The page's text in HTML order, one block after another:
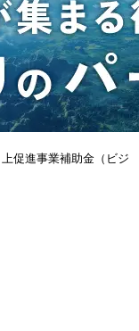
促進事業補助金（ビジ